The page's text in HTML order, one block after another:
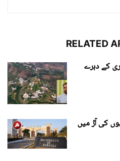
RELATED
کے دہرے
کی آڑ میں